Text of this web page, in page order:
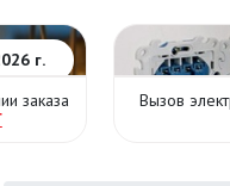
г.
заказа
Вызов